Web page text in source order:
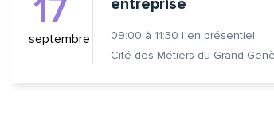
17
septembre
entreprise
09:00 à 11:30 | en présentiel